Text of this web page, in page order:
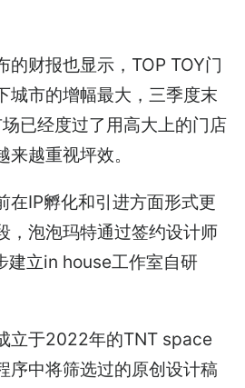
的财报也显示，TOP TOY门
城市的增幅最大，三季度末
已经度过了用高大上的门店
越重视坪效。
在IP孵化和引进方面形式更
，泡泡玛特通过签约设计师
建立in house工作室自研
立于2022年的TNT space
序中将筛选过的原创设计稿